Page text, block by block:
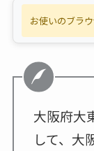
お使いのブラ
大阪府大
して、大